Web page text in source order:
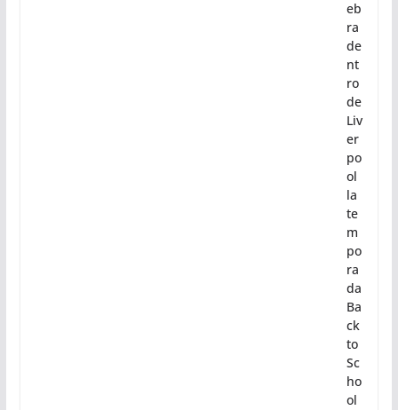
eb
ra
de
nt
ro
de
Liv
er
po
ol
la
te
m
po
ra
da
Ba
ck
to
Sc
ho
ol